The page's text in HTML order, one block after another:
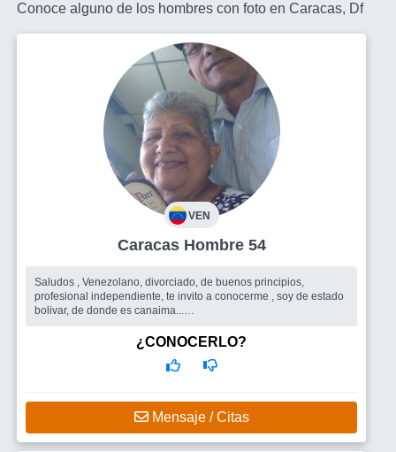
Conoce alguno de los hombres con foto en Caracas, Df
VEN
Caracas Hombre 54
Saludos , Venezolano, divorciado, de buenos principios,
profesional independiente, te invito a conocerme , soy de estado
bolivar, de donde es canaima...
¿CONOCERLO?
Mensaje / Citas